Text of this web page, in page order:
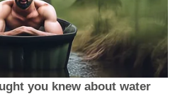
you knew about water